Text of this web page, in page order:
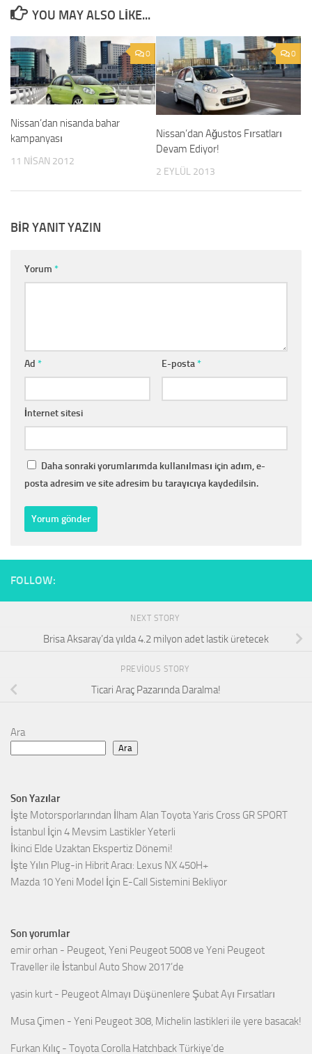
YOU MAY ALSO LIKE...
0
Nissan’dan nisanda bahar
kampanyası
11 NISAN 2012
0
Nissan’dan Ağustos Fırsatları
Devam Ediyor!
2 EYLÜL 2013
BIR YANIT YAZIN
Yorum *
Ad * E-posta*
İnternet sitesi
Daha sonraki yorumlarımda kullanılması için adım, e-
posta adresim ve site adresim bu tarayıcıya kaydedilsin.
FOLLOW:
NEXT STORY
Brisa Aksaray’da yılda 4.2 milyon adet lastik üretecek
PREVIOUS STORY
Ticari Araç Pazarında Daralma!
Ara
Ara
Son Yazılar
İşte Motorsporlarından İlham Alan Toyota Yaris Cross GR SPORT
İstanbul İçin 4 Mevsim Lastikler Yeterli
İkinci Elde Uzaktan Ekspertiz Dönemi!
İşte Yılın Plug-in Hibrit Aracı: Lexus NX 450H+
Mazda 10 Yeni Model İçin E-Call Sistemini Bekliyor
Son yorumlar
emir orhan - Peugeot, Yeni Peugeot 5008 ve Yeni Peugeot
Traveller ile İstanbul Auto Show 2017’de
yasin kurt - Peugeot Almayı Düşünenlere Şubat Ayı Fırsatları
Musa Çimen - Yeni Peugeot 308, Michelin lastikleri ile yere basacak!
Furkan Kılıç - Toyota Corolla Hatchback Türkiye’de